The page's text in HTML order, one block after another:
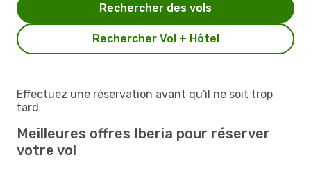
Rechercher Vol + Hôtel
Rechercher des vols
Effectuez une réservation avant qu'il ne soit trop
tard
Meilleures offres Iberia pour réserver
votre vol